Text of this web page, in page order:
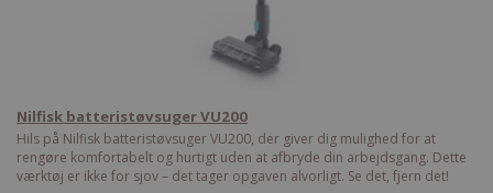
Nilfisk batteristøvsuger VU200
Hils på Nilfisk batteristøvsuger VU200, der giver dig mulighed for at
rengøre komfortabelt og hurtigt uden at afbryde din arbejdsgang. Dette
værktøj er ikke for sjov – det tager opgaven alvorligt. Se det, fjern det!